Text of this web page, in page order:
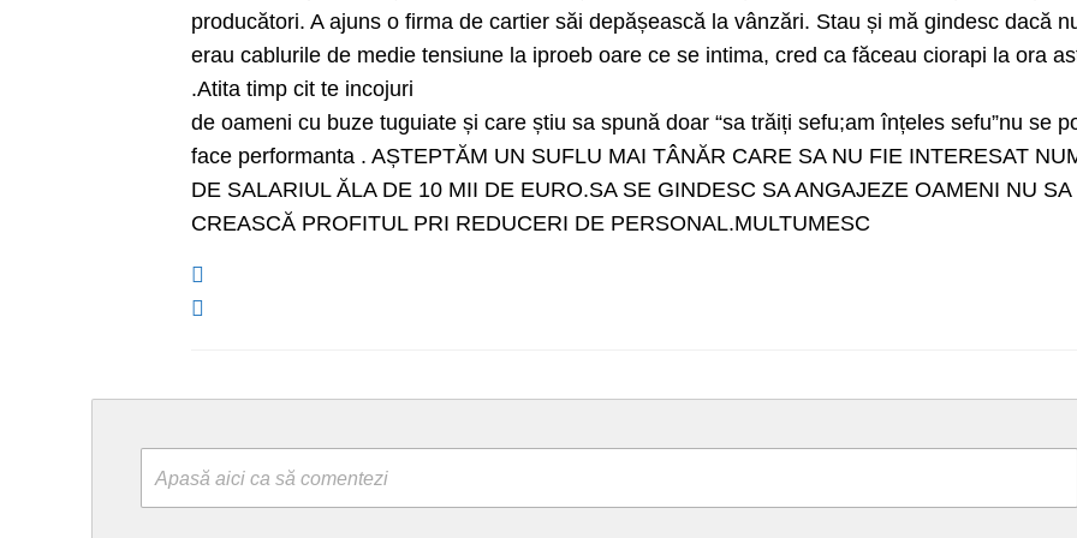
producători. A ajuns o firma de cartier săi depășească la vânzări. Stau și mă gindesc dacă
erau cablurile de medie tensiune la iproeb oare ce se intima, cred ca făceau ciorapi la ora
.Atita timp cit te incojuri
de oameni cu buze tuguiate și care știu sa spună doar “sa trăiți sefu;am înțeles sefu”nu se
face performanta . AȘTEPTĂM UN SUFLU MAI TÂNĂR CARE SA NU FIE INTERESAT
DE SALARIUL ĂLA DE 10 MII DE EURO.SA SE GINDESC SA ANGAJEZE OAMENI NU SA
CREASCĂ PROFITUL PRI REDUCERI DE PERSONAL.MULTUMESC
Apasă aici ca să comentezi